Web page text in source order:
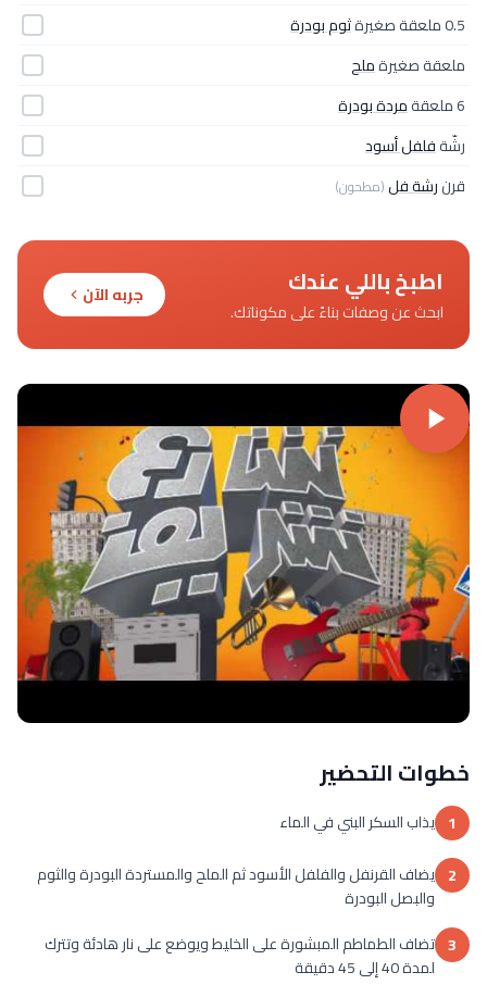
0.5 ملعقة صغيرة
ثوم بودرة
ملعقة صغيرةملح
6 ملعقة
مردة بودرة
رشّةفلفل أسود
قرنرشة فل(مطحون)
اطبخ باللي عندك
ابحث عن وصفات بناءً على مكوناتك.
جربه الآن
خطوات التحضير
1 يذاب السكر البني في الماء
2 يضاف القرنفل والفلفل الأسود ثم الملح والمستردة البودرة والثوم
والبصل البودرة
3 تضاف الطماطم المبشورة على الخليط ويوضع على نار هادئة وتترك
لمدة 40 إلى 45 دقيقة